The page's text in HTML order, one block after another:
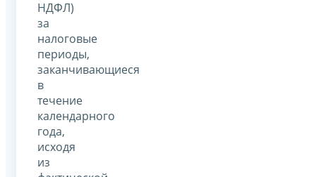
НДФЛ)
за
налоговые
периоды,
заканчивающиеся
в
течение
календарного
года,
исходя
из